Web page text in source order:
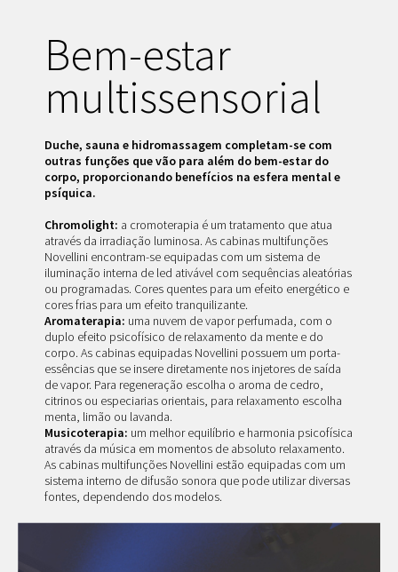
Bem-estar
multissensorial
Duche, sauna e hidromassagem completam-se com
outras funções que vão para além do bem-estar do
corpo, proporcionando benefícios na esfera mental e
psíquica.
Chromolight: a cromoterapia é um tratamento que atua
através da irradiação luminosa. As cabinas multifunções
Novellini encontram-se equipadas com um sistema de
iluminação interna de led ativável com sequências aleatórias
ou programadas. Cores quentes para um efeito energético e
cores frias para um efeito tranquilizante.
Aromaterapia: uma nuvem de vapor perfumada, com o
duplo efeito psicofísico de relaxamento da mente e do
corpo. As cabinas equipadas Novellini possuem um porta-
essências que se insere diretamente nos injetores de saída
de vapor. Para regeneração escolha o aroma de cedro,
citrinos ou especiarias orientais, para relaxamento escolha
menta, limão ou lavanda.
Musicoterapia: um melhor equilíbrio e harmonia psicofísica
através da música em momentos de absoluto relaxamento.
As cabinas multifunções Novellini estão equipadas com um
sistema interno de difusão sonora que pode utilizar diversas
fontes, dependendo dos modelos.